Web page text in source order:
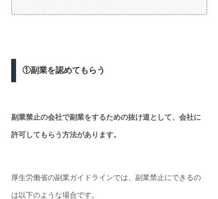
①副業を認めてもらう
副業禁止の会社で副業をするための抜け道として、会社に
許可してもらう方法があります。
厚生労働省の副業ガイドラインでは、副業禁止にできるの
は以下のような場合です。